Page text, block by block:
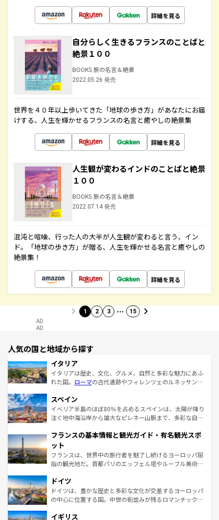
詳細を見る
自分らしく生きるフランスのことばと
絶景１００
BOOKS 旅の名言＆絶景
2022.05.26 発売
世界を４０年以上歩いてきた「地球の歩き方」があなたにお届
けする、人生を輝かせるフランスの名言と癒やしの絶景集
詳細を見る
人生観が変わるインドのことばと絶景
１００
BOOKS 旅の名言＆絶景
2022.07.14 発売
混沌と喧噪、行った人の大半が人生観が変わると言う、イン
ド。「地球の歩き方」が贈る、人生を輝かせる名言と癒やしの
絶景集！
詳細を見る
1 2 3 … 15
AD
AD
人気の国と地域から探す
イタリア
イタリアは歴史、文化、グルメ、自然と多彩な魅力にあふ
れた国。 ローマの古代遺跡やフィレンツェのルネッサンス
ろん、トスカーナの美しい田園風景やアマルフィ海岸の絶
景など、自然景観も見逃せない。観光の合間には、本場の
ピザやパスタなど、絶品のイタリア料理を堪能することも
ませてくれるイタリアで、忘れられない旅をしてみよう！
なお、新着のイタリア情報は
しい。
スペイン
イベリア半島のほぼ80％を占めるスペインは、太陽が降り
注ぐ地中海沿岸から雄大なピレネー山脈まで、多彩な自然
文化が根付くこの国では、情熱的なフラメンコ、熱気あふ
れる闘牛、そして美味しいタパスが生活の一部となってい
る。首都マドリードの洗練された雰囲気や、バルセロナの
アートに溢れた街角から、地方では古代ローマ遺跡や中世
せる。地方によって風土や気候が異なるスペインはその個
性で訪れる人を魅了する。 なお、新着のスペイン情報は コ
ンテンツ一覧を参照してほしい。
フランスの基本情報と観光ガイド・有名観光スポ
ット
フランスは、世界中の旅行者を魅了し続けるヨーロッパ屈
指の観光地だ。首都パリのエッフェル塔やルーブル美術館
で、幅広い魅力が詰まっている。華麗な宮殿、歴史的な大
聖堂、美しいビーチ、そして豊かな自然が、訪れる者を心
から魅了する。また、フランスは美食の国としても知ら
いる。シャンパンの発祥地であるランス、プロヴァンスの
ドイツ
ドイツは、豊かな歴史と多彩な文化が交差するヨーロッパ
の中心に位置する国。中世の街並みが残るロマンチック街
顔を持つこの国は、どこを歩いても飽きることがない。ベ
イギリス